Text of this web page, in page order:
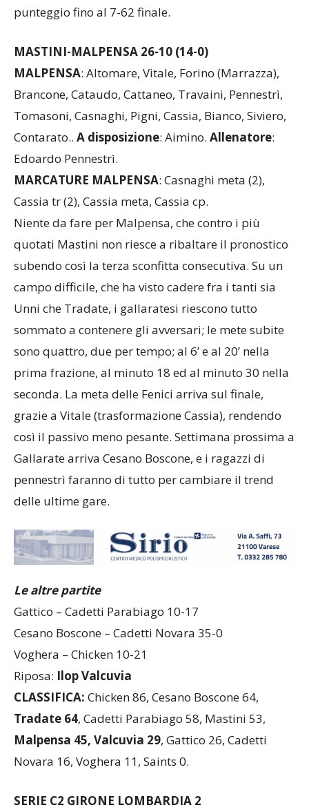
punteggio fino al 7-62 finale.
MASTINI-MALPENSA 26-10 (14-0)
MALPENSA: Altomare, Vitale, Forino (Marrazza),
Brancone, Cataudo, Cattaneo, Travaini, Pennestrì,
Tomasoni, Casnaghi, Pigni, Cassia, Bianco, Siviero,
Contarato.. A disposizione: Aimino. Allenatore:
Edoardo Pennestrì.
MARCATURE MALPENSA: Casnaghi meta (2),
Cassia tr (2), Cassia meta, Cassia cp.
Niente da fare per Malpensa, che contro i più
quotati Mastini non riesce a ribaltare il pronostico
subendo così la terza sconfitta consecutiva. Su un
campo difficile, che ha visto cadere fra i tanti sia
Unni che Tradate, i gallaratesi riescono tutto
sommato a contenere gli avversari; le mete subite
sono quattro, due per tempo; al 6’ e al 20’ nella
prima frazione, al minuto 18 ed al minuto 30 nella
seconda. La meta delle Fenici arriva sul finale,
grazie a Vitale (trasformazione Cassia), rendendo
così il passivo meno pesante. Settimana prossima a
Gallarate arriva Cesano Boscone, e i ragazzi di
pennestrì faranno di tutto per cambiare il trend
delle ultime gare.
Le altre partite
Gattico – Cadetti Parabiago 10-17
Cesano Boscone – Cadetti Novara 35-0
Voghera – Chicken 10-21
Riposa: Ilop Valcuvia
CLASSIFICA: Chicken 86, Cesano Boscone 64,
Tradate 64, Cadetti Parabiago 58, Mastini 53,
Malpensa 45, Valcuvia 29, Gattico 26, Cadetti
Novara 16, Voghera 11, Saints 0.
SERIE C2 GIRONE LOMBARDIA 2